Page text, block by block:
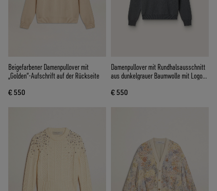
Beigefarbener Damenpullover mit
„Golden“-Aufschrift auf der Rückseite
€ 550
Damenpullover mit Rundhalsausschnitt
aus dunkelgrauer Baumwolle mit Logo
€ 550